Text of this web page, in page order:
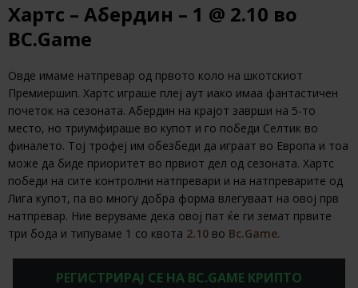
Хартс – Абердин – 1 @ 2.10 во
BC.Game
Овде имаме натпревар од првото коло на шкотскиот
Премиершип. Хартс играше плеј аут иако имаа фантастичен
почеток на сезоната. Абердин на крајот заврши на 5-то
место, но триумфираше во купот и го победи Селтик во
финалето. Тој трофеј им обезбеди да играат во Европа и тоа
може да биде приоритет во првиот дел од сезоната. Хартс
победи на сите контролни натпревари и на натпреварите од
Лига купот, па во многу добра форма влегуваат на овој прв
натпревар. Ние веруваме дека овој пат ќе ги земат првите
три бода и типуваме 1 со квота 2.10 во Bc.Game.
РЕГИСТРИРАЈ СЕ НА BC.GAME КРИПТО